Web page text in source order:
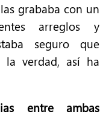
grababa con un
arreglos y
seguro que
la verdad, así ha
entre ambas